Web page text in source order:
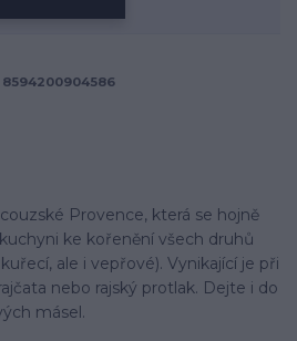
8594200904586
Provence, která se hojně
ke kořenění všech druhů
ale i vepřové). Vynikající je při
nebo rajský protlak. Dejte i do
másel.